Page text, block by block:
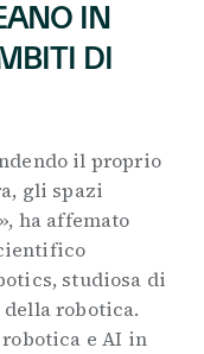
IN
DI
il proprio
gli spazi
ha affemato
studiosa di
robotica.
e AI in